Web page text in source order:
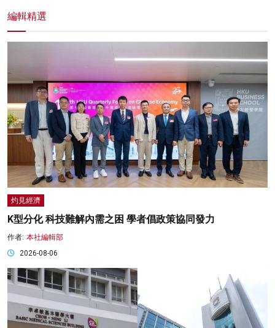
編輯精選
灼見經濟
K型分化 科技難解內需之困 學者倡政策協同發力
作者: 本社編輯部
2026-08-06